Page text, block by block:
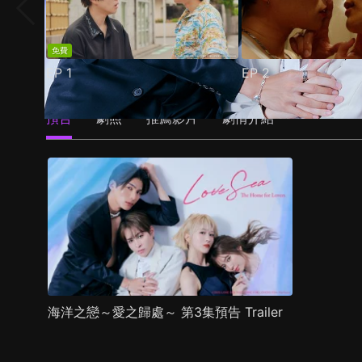
免費
EP1 EP2
預告 劇照 推薦影片 劇情介紹
海洋之戀～愛之歸處～ 第3集預告 Trailer